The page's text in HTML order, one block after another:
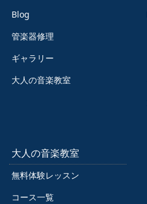
Blog
管楽器修理
ギャラリー
大人の音楽教室
大人の音楽教室
無料体験レッスン
コース一覧